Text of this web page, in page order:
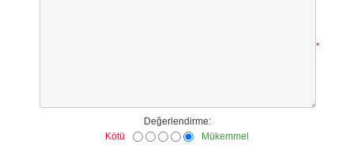
*
Değerlendirme:
Kötü
Mükemmel